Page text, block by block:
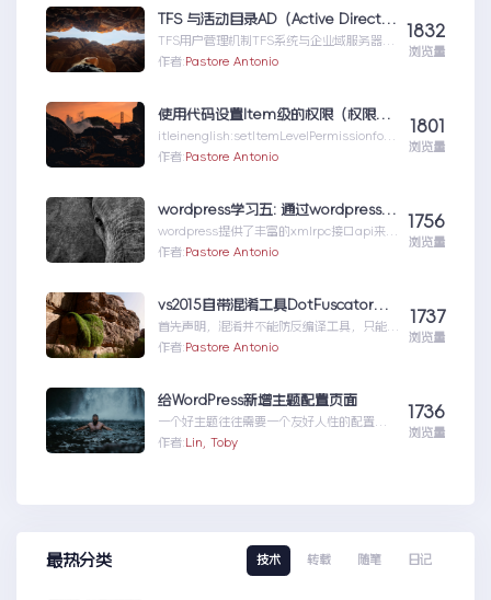
TFS 与活动目录AD（Active Directory)的同步机制
TFS用户管理机制TFS系统与企业域服务器用
户系统（或本地计算机用户系统）高度集成
作者:Pastore Antonio
1832
浏览量
使用代码设置Item级的权限（权限总结1）
itleinenglish:setItemLevelPermissionforS
har...使用代码设置Item级的权限（权限总结
作者:Pastore Antonio
1801
浏览量
wordpress学习五: 通过wordpress_xmlrpc的python包远程操作wordpress
wordpress提供了丰富的xmlrpc接口api来供
我们远程操控wp的内容。伟大的开源社区有
wordpress
作者:Pastore Antonio
1756
浏览量
vs2015自带混淆工具DotFuscator使用方法（超简单）
首先声明，混淆并不能防反编译工具，只能增
加反编译出来的代码阅读难度（把方法和变量
作者:Pastore Antonio
1737
浏览量
给WordPress新增主题配置页面
一个好主题往往需要一个友好人性的配置页
面，那怎么做呢？请听我细细道来。
作者: Lin, Toby
1736
浏览量
最热分类 技术 转载 随笔 日记